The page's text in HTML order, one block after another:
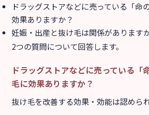
ドラッグストアなどに売っている「命
効果ありますか？
妊娠・出産と抜け毛は関係があります
2つの質問について回答します。
ドラッグストアなどに売っている「
毛に効果ありますか？
抜け毛を改善する効果・効能は認めら